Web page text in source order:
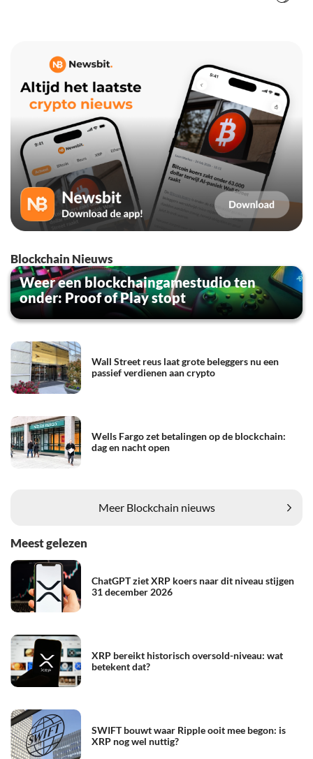
Blockchain Nieuws
Weer een blockchaingamestudio ten
onder: Proof of Play stopt
Wall Street reus laat grote beleggers nu een
passief verdienen aan crypto
Wells Fargo zet betalingen op de blockchain:
dag en nacht open
Meer Blockchain nieuws
Meest gelezen
ChatGPT ziet XRP koers naar dit niveau stijgen
31 december 2026
XRP bereikt historisch oversold-niveau: wat
betekent dat?
SWIFT bouwt waar Ripple ooit mee begon: is
XRP nog wel nuttig?